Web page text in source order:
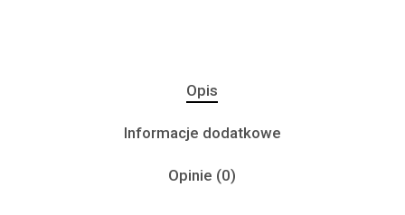
Opis
Informacje dodatkowe
Opinie (0)